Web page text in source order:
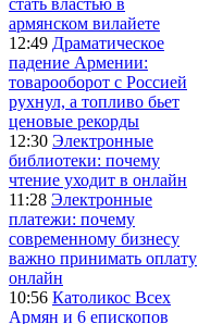
армянском вилайете
12:49 Драматическое
падение Армении:
товарооборот с Россией
рухнул, а топливо бьет
ценовые рекорды
12:30 Электронные
библиотеки: почему
чтение уходит в онлайн
11:28 Электронные
платежи: почему
современному бизнесу
важно принимать оплату
онлайн
10:56 Католикос Всех
Армян и 6 епископов